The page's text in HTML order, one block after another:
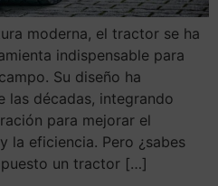
moderna, el tractor se ha
indispensable para
Su diseño ha
las décadas, integrando
para mejorar el
la eficiencia. Pero ¿sabes
un tractor […]